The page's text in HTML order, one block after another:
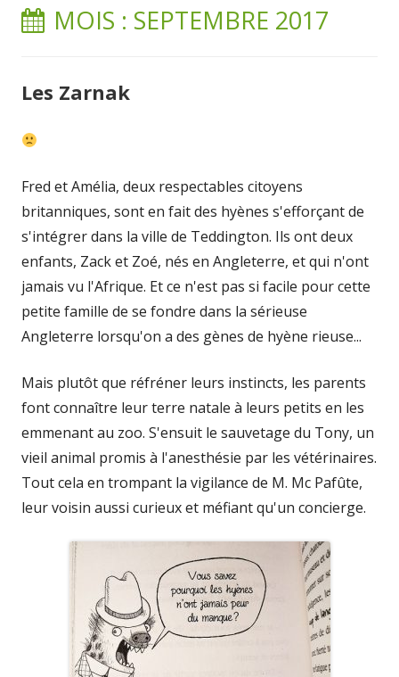
MOIS : SEPTEMBRE 2017
Les Zarnak
Fred et Amélia, deux respectables citoyens
britanniques, sont en fait des hyènes s'efforçant de
s'intégrer dans la ville de Teddington. Ils ont deux
enfants, Zack et Zoé, nés en Angleterre, et qui n'ont
jamais vu l'Afrique. Et ce n'est pas si facile pour cette
petite famille de se fondre dans la sérieuse
Angleterre lorsqu'on a des gènes de hyène rieuse...
Mais plutôt que réfréner leurs instincts, les parents
font connaître leur terre natale à leurs petits en les
emmenant au zoo. S'ensuit le sauvetage du Tony, un
vieil animal promis à l'anesthésie par les vétérinaires.
Tout cela en trompant la vigilance de M. Mc Pafûte,
leur voisin aussi curieux et méfiant qu'un concierge.